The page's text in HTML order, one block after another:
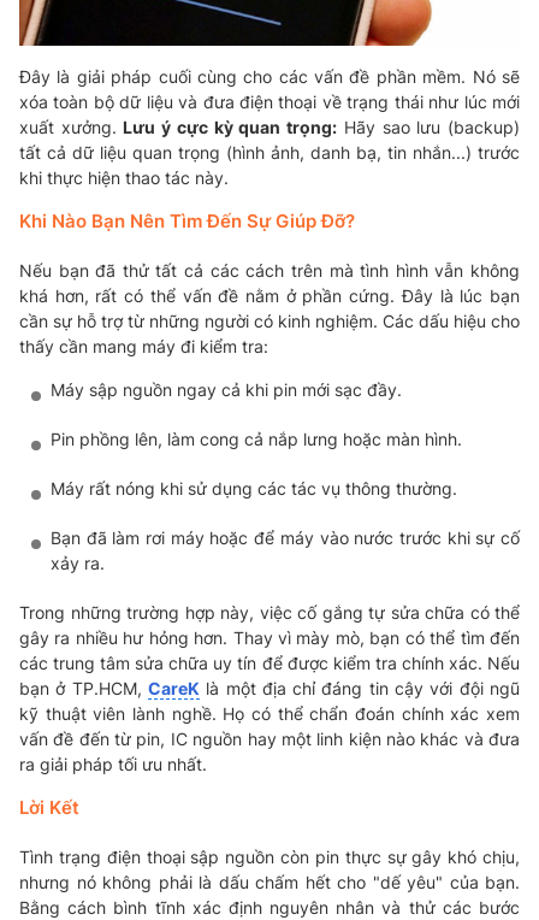
Đây là giải pháp cuối cùng cho các vấn đề phần mềm. Nó sẽ
xóa toàn bộ dữ liệu và đưa điện thoại về trạng thái như lúc mới
xuất xưởng. Lưu ý cực kỳ quan trọng: Hãy sao lưu (backup)
tất cả dữ liệu quan trọng (hình ảnh, danh bạ, tin nhắn...) trước
khi thực hiện thao tác này.
Khi Nào Bạn Nên Tìm Đến Sự Giúp Đỡ?
Nếu bạn đã thử tất cả các cách trên mà tình hình vẫn không
khá hơn, rất có thể vấn đề nằm ở phần cứng. Đây là lúc bạn
cần sự hỗ trợ từ những người có kinh nghiệm. Các dấu hiệu cho
thấy cần mang máy đi kiểm tra:
Máy sập nguồn ngay cả khi pin mới sạc đầy.
Pin phồng lên, làm cong cả nắp lưng hoặc màn hình.
Máy rất nóng khi sử dụng các tác vụ thông thường.
Bạn đã làm rơi máy hoặc để máy vào nước trước khi sự cố
xảy ra.
Trong những trường hợp này, việc cố gắng tự sửa chữa có thể
gây ra nhiều hư hỏng hơn. Thay vì mày mò, bạn có thể tìm đến
các trung tâm sửa chữa uy tín để được kiểm tra chính xác. Nếu
bạn ở TP.HCM, CareK là một địa chỉ đáng tin cậy với đội ngũ
kỹ thuật viên lành nghề. Họ có thể chẩn đoán chính xác xem
vấn đề đến từ pin, IC nguồn hay một linh kiện nào khác và đưa
ra giải pháp tối ưu nhất.
Lời Kết
Tình trạng điện thoại sập nguồn còn pin thực sự gây khó chịu,
nhưng nó không phải là dấu chấm hết cho "dế yêu" của bạn.
Bằng cách bình tĩnh xác định nguyên nhân và thử các bước